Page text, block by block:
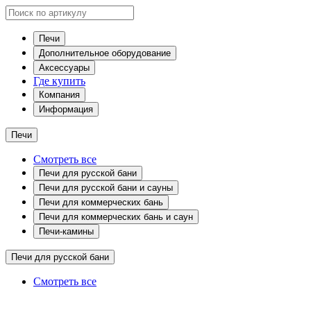
Печи
Дополнительное оборудование
Аксессуары
Где купить
Компания
Информация
Печи
Смотреть все
Печи для русской бани
Печи для русской бани и сауны
Печи для коммерческих бань
Печи для коммерческих бань и саун
Печи-камины
Печи для русской бани
Смотреть все